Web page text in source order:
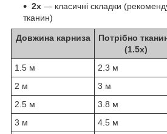
2x — класичні складки
тканин)
Довжина карниза
Потрібно
(1.5x)
1.5 м
2.3 м
2 м
3 м
2.5 м
3.8 м
3 м
4.5 м